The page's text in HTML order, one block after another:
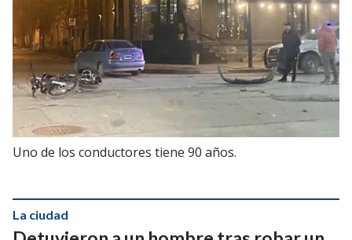
Uno de los conductores tiene 90 años.
La ciudad